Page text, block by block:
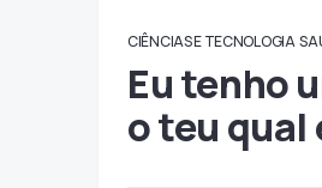
CIÊNCIAS E TECNOLOGIA
Eu tenho
o teu qual